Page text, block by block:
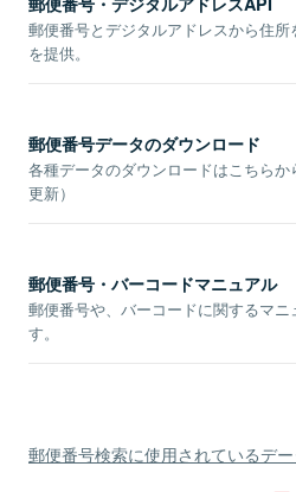
郵便番号とデジタルアドレスから住
を提供。
郵便番号データのダウンロード
各種データのダウンロードはこちらか
更新）
郵便番号・バーコードマニュアル
郵便番号や、バーコードに関するマニ
す。
郵便番号検索に使用されているデ